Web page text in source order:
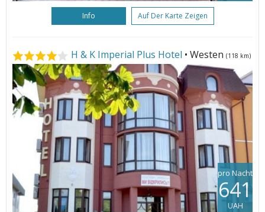
Info Auf Der Karte Zeigen
H & K Imperial Plus Hotel • Westen (118 km)
pro Nacht
641
UAH